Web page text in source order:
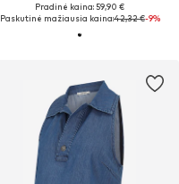
Pradinė kaina: 59,90 €
Paskutinė mažiausia kaina:42,32 €-9%